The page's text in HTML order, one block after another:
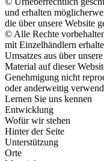
und erhalten
die über unsere Website
© Alle Rechte
mit Einzelhändlern
Umsatzes aus über
Material auf dieser
Genehmigung nicht
oder anderweitig
Lernen Sie uns kennen
Entwicklung
Wofür wir stehen
Hinter der Seite
Unterstützung
Orte